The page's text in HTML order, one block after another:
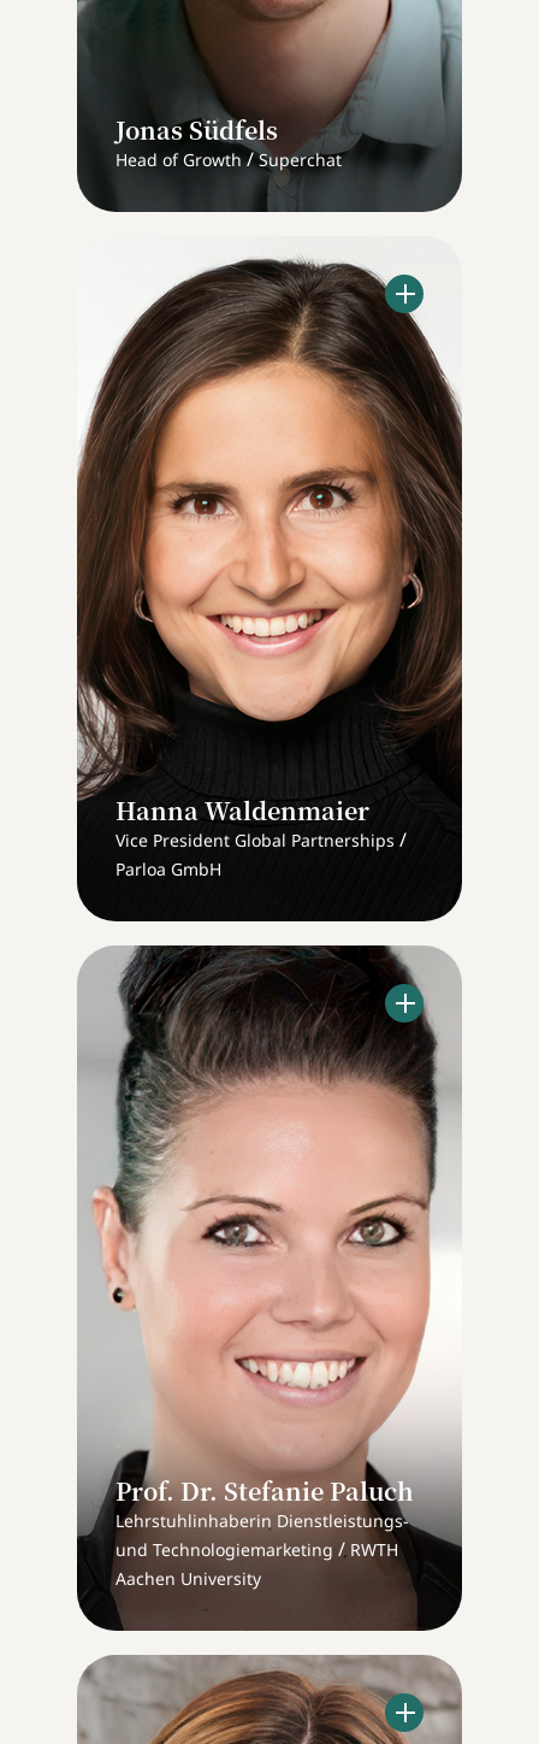
Jonas Südfels
Head of Growth/Superchat
Hanna Waldenmaier
Vice President Global Partnerships /
Parloa GmbH
Prof. Dr. Stefanie Paluch
Lehrstuhlinhaberin Dienstleistungs-
und Technologiemarketing / RWTH
Aachen University